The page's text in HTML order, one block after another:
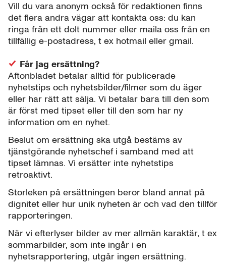
Vill du vara anonym också för redaktionen finns
det flera andra vägar att kontakta oss: du kan
ringa från ett dolt nummer eller maila oss från en
tillfällig e-postadress, t ex hotmail eller gmail.
Får jag ersättning?
Aftonbladet betalar alltid för publicerade
nyhetstips och nyhetsbilder/filmer som du äger
eller har rätt att sälja. Vi betalar bara till den som
är först med tipset eller till den som har ny
information om en nyhet.
Beslut om ersättning ska utgå bestäms av
tjänstgörande nyhetschef i samband med att
tipset lämnas. Vi ersätter inte nyhetstips
retroaktivt.
Storleken på ersättningen beror bland annat på
dignitet eller hur unik nyheten är och vad den tillför
rapporteringen.
När vi efterlyser bilder av mer allmän karaktär, t ex
sommarbilder, som inte ingår i en
nyhetsrapportering, utgår ingen ersättning.